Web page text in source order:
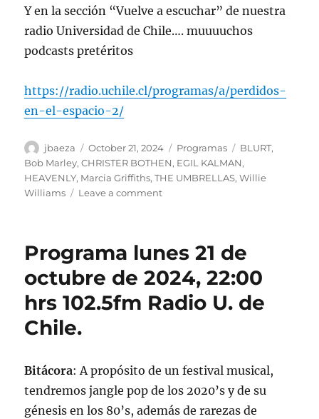
Y en la sección “Vuelve a escuchar” de nuestra
radio Universidad de Chile…. muuuuchos
podcasts pretéritos
https://radio.uchile.cl/programas/a/perdidos-
en-el-espacio-2/
Author
jbaeza
Posted
on
October 21, 2024 Categories
Programas Tags
BLURT,
Bob Marley,CHRISTER BOTHEN, EGIL KALMAN,
HEAVENLY, Marcia Griffiths,THE UMBRELLAS,Willie
Williams
Leave a commenton
21
octubre
de
2024
Programa lunes 21 de
octubre de 2024, 22:00
hrs 102.5fm Radio U. de
Chile.
Bitácora: A propósito de un festival musical,
tendremos jangle pop de los 2020’s y de su
génesis en los 80’s, además de rarezas de